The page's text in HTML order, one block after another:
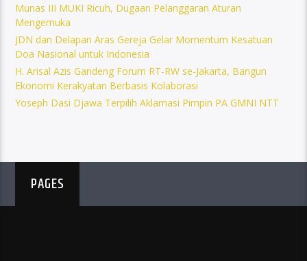
Munas III MUKI Ricuh, Dugaan Pelanggaran Aturan
Mengemuka
JDN dan Delapan Aras Gereja Gelar Momentum Kesatuan
Doa Nasional untuk Indonesia
H. Arisal Azis Gandeng Forum RT-RW se-Jakarta, Bangun
Ekonomi Kerakyatan Berbasis Kolaborasi
Yoseph Dasi Djawa Terpilih Aklamasi Pimpin PA GMNI NTT
PAGES